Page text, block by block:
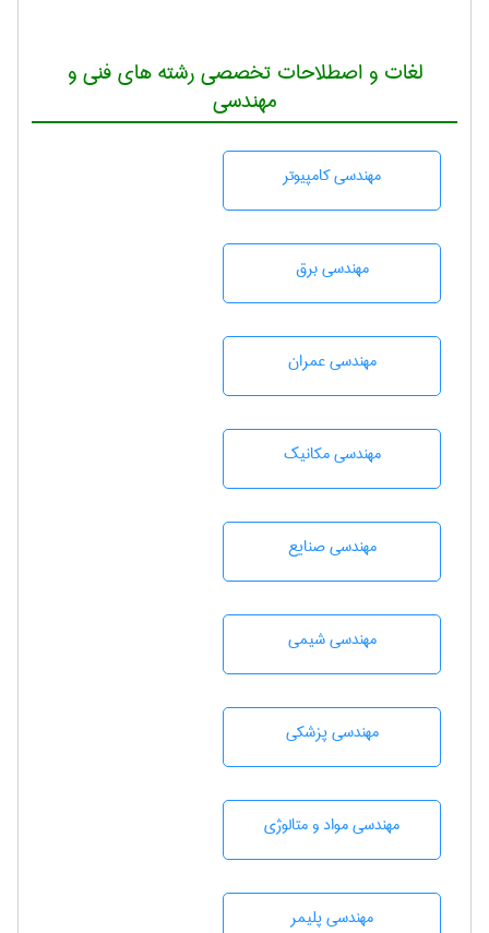
لغات و اصطلاحات تخصصی رشته های فنی و
مهندسی
مهندسی كامپيوتر
مهندسی برق
مهندسی عمران
مهندسی مکانیک
مهندسی صنايع
مهندسي شيمی
مهندسی پزشکی
مهندسی مواد و متالوژی
مهندسی پليمر